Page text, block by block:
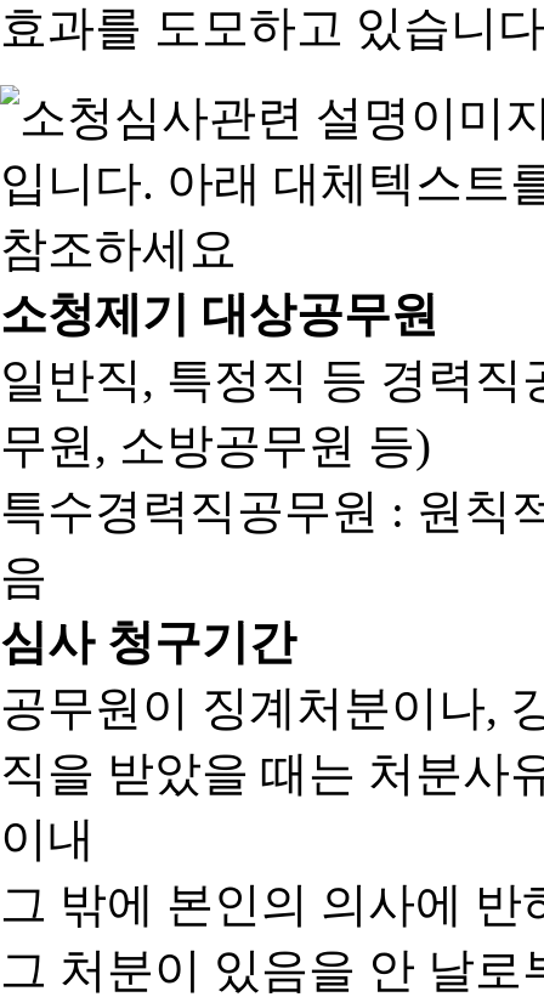
효과를 도모하고 있습니
소청제기 대상공무원
일반직, 특정직 등 경력
무원, 소방공무원 등)
특수경력직공무원 : 원칙
음
심사 청구기간
공무원이 징계처분이나,
직을 받았을 때는 처분사
이내
그 밖에 본인의 의사에
그 처분이 있음을 안 날로